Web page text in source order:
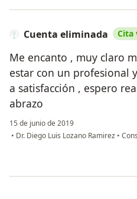
Cuenta eliminada Cita
Me encanto , muy claro
estar con un profesional
a satisfacción , espero
abrazo
15 de junio de 2019
• Dr. Diego Luis Lozano Ramirez •